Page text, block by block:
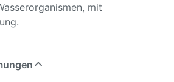
mit